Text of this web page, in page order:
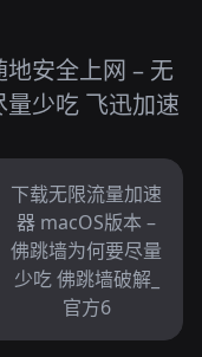
安全上网 – 无
少吃 飞迅加速
下载无限流量加速
器 macOS版本 –
佛跳墙为何要尽量
少吃 佛跳墙破解_
官方6